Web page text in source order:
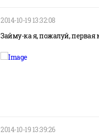
2014-10-19 13:32:08
Займу-ка я, пожалуй, первая
2014-10-19 13:39:26